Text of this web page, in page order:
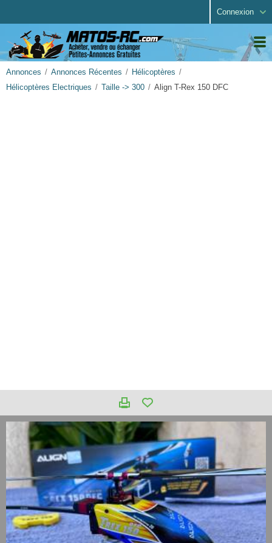
Connexion
Annonces Annonces Récentes
Hélicoptères
Hélicoptères Electriques
Taille -> 300 Align T-Rex 150 DFC